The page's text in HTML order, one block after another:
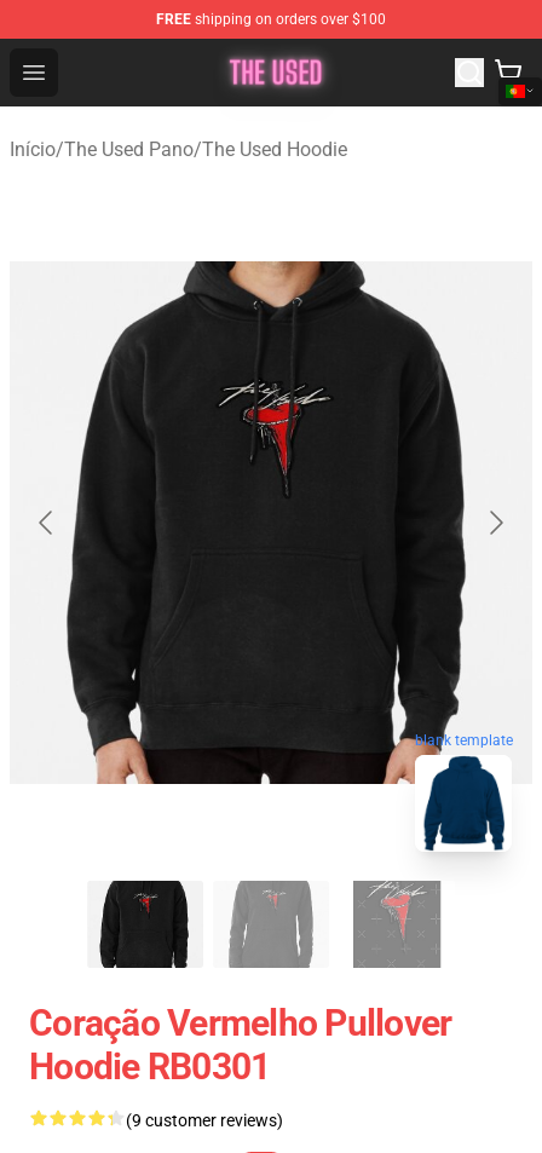
FREE shipping on orders over $100
Open menu
The Used Store - Official The Used Merchandise Shop
Início/The Used Pano/The Used Hoodie
blank template
Coração Vermelho Pullover
Hoodie RB0301
(9 customer reviews)